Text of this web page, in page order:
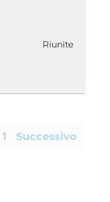
Riunite
1 Successivo